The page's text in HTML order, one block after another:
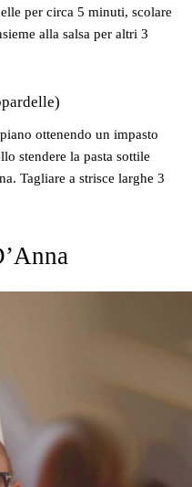
per circa 5 minuti, scolare
alla salsa per altri 3
ottenendo un impasto
stendere la pasta sottile
Tagliare a strisce larghe 3